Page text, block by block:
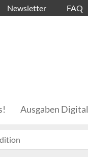
Newsletter FAQ
Ausgaben Digital